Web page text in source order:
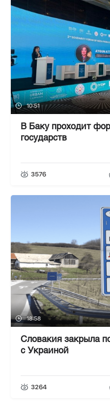
10:51
В Баку проходит
государств
3576
18:58
Словакия закрыла
с Украиной
3264